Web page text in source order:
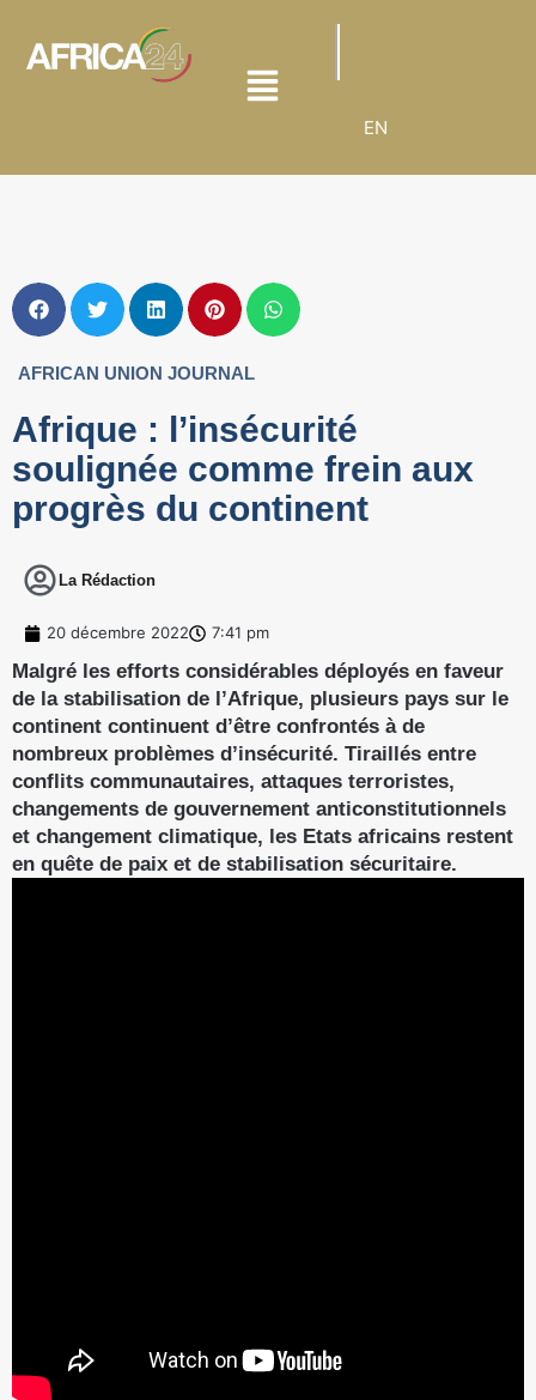
EN
AFRICAN UNION JOURNAL
Afrique : l’insécurité
soulignée comme frein aux
progrès du continent
La Rédaction
20 décembre 2022 7:41 pm
Malgré les efforts considérables déployés en faveur
de la stabilisation de l’Afrique, plusieurs pays sur le
continent continuent d’être confrontés à de
nombreux problèmes d’insécurité. Tiraillés entre
conflits communautaires, attaques terroristes,
changements de gouvernement anticonstitutionnels
et changement climatique, les Etats africains restent
en quête de paix et de stabilisation sécuritaire.